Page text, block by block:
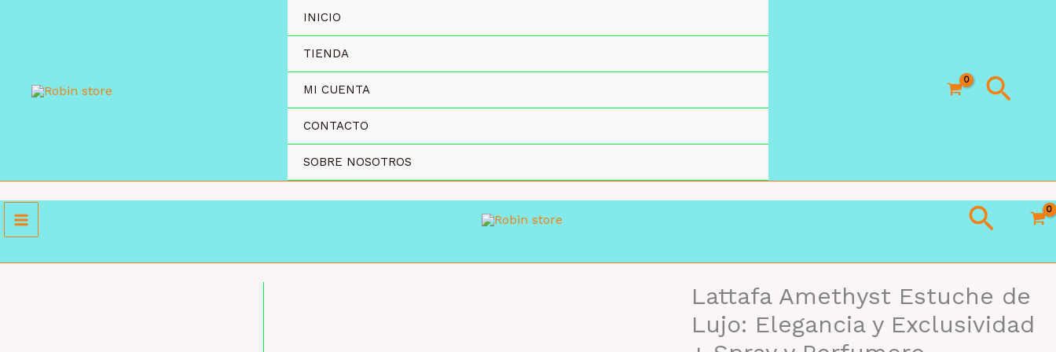
INICIO
TIENDA
MI CUENTA
CONTACTO
SOBRE NOSOTROS
Lattafa Amethyst Estuche de
Lujo: Elegancia y Exclusividad